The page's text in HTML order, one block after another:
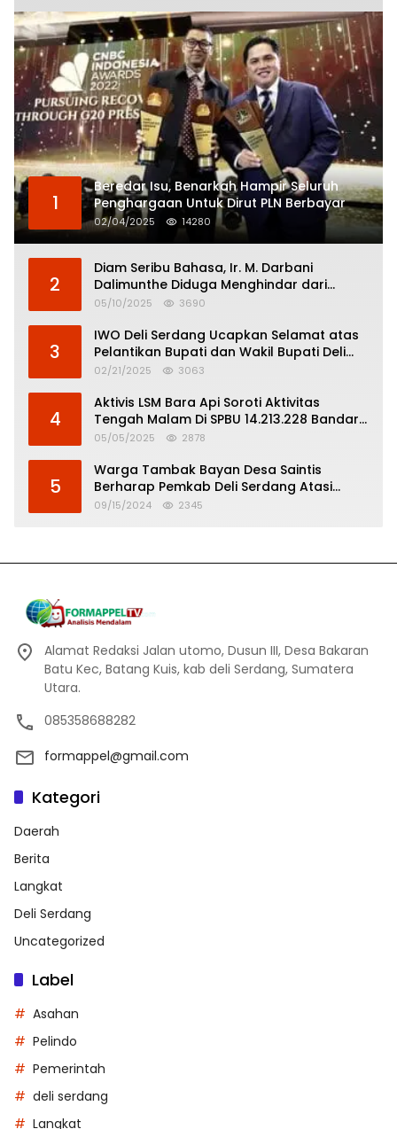
1
Beredar Isu, Benarkah Hampir Seluruh
Penghargaan Untuk Dirut PLN Berbayar
02/04/2025 14280
2
Diam Seribu Bahasa, Ir. M. Darbani
Dalimunthe Diduga Menghindar dari
Pertanggungjawaban Politik
05/10/2025 3690
3
IWO Deli Serdang Ucapkan Selamat atas
Pelantikan Bupati dan Wakil Bupati Deli
Serdang
02/21/2025 3063
4
Aktivis LSM Bara Api Soroti Aktivitas
Tengah Malam Di SPBU 14.213.228 Bandar
Tinggi
05/05/2025 2878
5
Warga Tambak Bayan Desa Saintis
Berharap Pemkab Deli Serdang Atasi
Banjir
09/15/2024 2345
Alamat Redaksi Jalan utomo, Dusun III, Desa Bakaran
Batu Kec, Batang Kuis, kab deli Serdang, Sumatera
Utara.
085358688282
formappel@gmail.com
Kategori
Daerah
Berita
Langkat
Deli Serdang
Uncategorized
Label
Asahan
Pelindo
Pemerintah
deli serdang
Langkat